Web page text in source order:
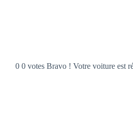
0 0 votes Bravo ! Votre voiture est